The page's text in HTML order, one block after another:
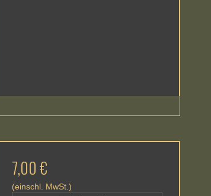
7,00 €
(einschl. MwSt.)